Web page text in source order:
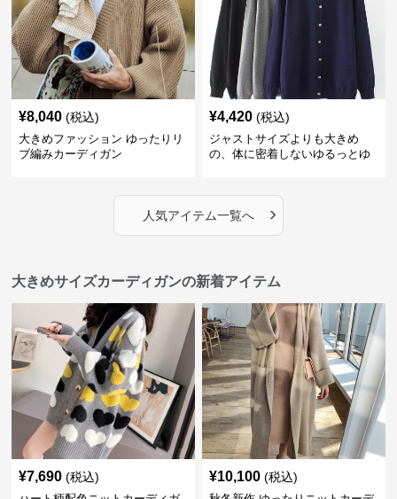
¥8,040 (税込)
大きめファッション ゆったりリ
ブ編みカーディガン
¥4,420 (税込)
ジャストサイズよりも大きめ
の、体に密着しないゆるっとゆ
ン
人気アイテム一覧へ ›
大きめサイズカーディガンの新着アイテム
¥7,690 (税込) ¥10,100 (税込)